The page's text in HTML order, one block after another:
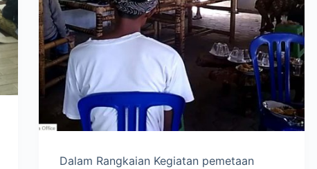
Dalam Rangkaian Kegiatan pemetaan